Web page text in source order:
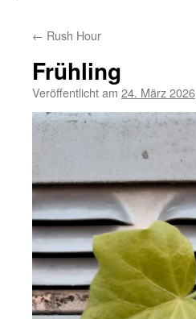
← Rush Hour
Frühling
Veröffentlicht am 24. März 2026